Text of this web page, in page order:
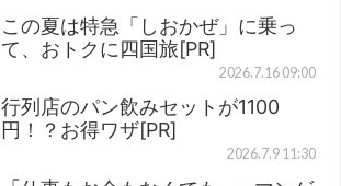
この夏は特急「しおかぜ」に乗っ
て、おトクに四国旅[PR]
2026.7.16 09:00
行列店のパン飲みセットが1100
円！？お得ワザ[PR]
2026.7.9 11:30